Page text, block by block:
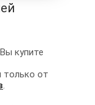
купите
только от
.